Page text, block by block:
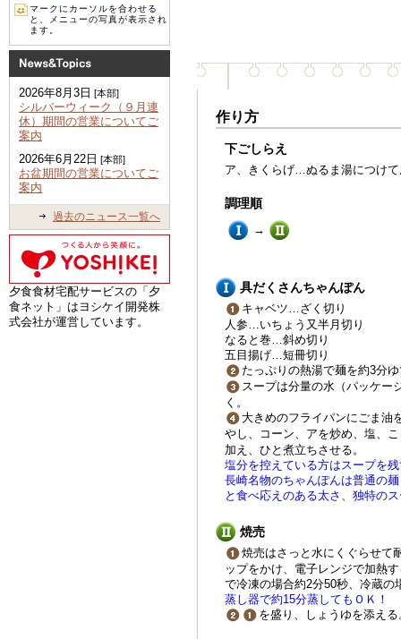
作り方
下ごしらえ
ア、きくらげ…ぬるま湯につけ
調理順
→
具だくさんちゃんぽん
キャベツ…ざく切り
人参…いちょう又半月切り
なると巻…斜め切り
五目揚げ…短冊切り
たっぷりの熱湯で麺を約3分
スープは分量の水（パッケー
く。
大きめのフライパンにごま油
やし、コーン、アを炒め、塩、
加え、ひと煮立ちさせる。
塩分を控えている方はスープを
長崎名物のちゃんぽんは普通の
と食べ応えのある太さ、独特の
焼売
焼売はさっと水にくぐらせて
ップをかけ、電子レンジで加熱
で冷凍の場合約2分50秒、冷蔵の
蒸し器で約15分蒸してもＯＫ！
を盛り、しょうゆを添える
マークにカーソルを合わせる
と、メニューの写真が表示され
ます。
2026年8月3日 [本部]
シルバーウィーク（９月連
休）期間の営業についてご
案内
2026年6月22日 [本部]
お盆期間の営業についてご
案内
過去のニュース一覧へ
夕食食材宅配サービスの「夕
食ネット」はヨシケイ開発株
式会社が運営しています。